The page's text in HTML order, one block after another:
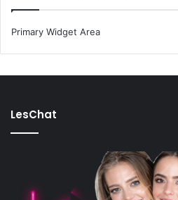
Primary Widget Area
LesChat